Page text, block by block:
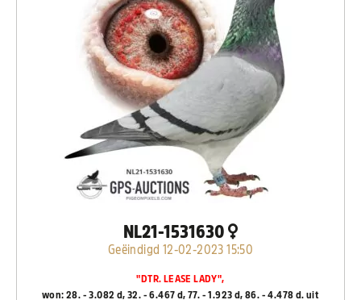
NL21-1531630
Geëindigd 12-02-2023 15:50
"DTR. LEASE LADY",
won: 28. - 3.082 d, 32. - 6.467 d, 77. - 1.923 d, 86. - 4.478 d. uit